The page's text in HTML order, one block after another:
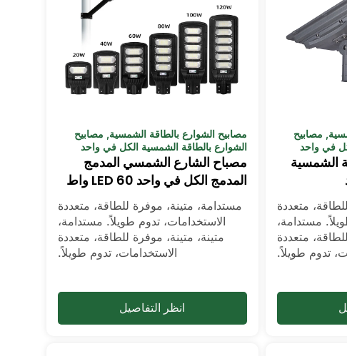
, مصابيح
في واحد
الشمسية
متعددة
مستدامة،
متعددة
تدوم طويلاً.
مصابيح الشوارع بالطاقة الشمسية, مصابيح
الشوارع بالطاقة الشمسية الكل في واحد
مصباح الشارع الشمسي المدمج
المدمج الكل في واحد LED 60 واط
مستدامة، متينة، موفرة للطاقة، متعددة
الاستخدامات، تدوم طويلاً. مستدامة،
متينة، متينة، موفرة للطاقة، متعددة
الاستخدامات، تدوم طويلاً.
انظر التفاصيل